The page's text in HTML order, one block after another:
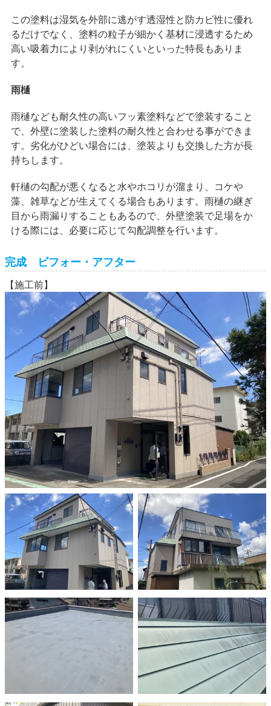
この塗料は湿気を外部に逃がす透湿性と防カビ性に優れ
るだけでなく、塗料の粒子が細かく基材に浸透するため
高い吸着力により剥がれにくいといった特長もありま
す。
雨樋
雨樋なども耐久性の高いフッ素塗料などで塗装すること
で、外壁に塗装した塗料の耐久性と合わせる事ができま
す。劣化がひどい場合には、塗装よりも交換した方が長
持ちします。
軒樋の勾配が悪くなると水やホコリが溜まり、コケや
藻、雑草などが生えてくる場合もあります。雨樋の継ぎ
目から雨漏りすることもあるので、外壁塗装で足場をか
ける際には、必要に応じて勾配調整を行います。
完成 ビフォー・アフター
【施工前】